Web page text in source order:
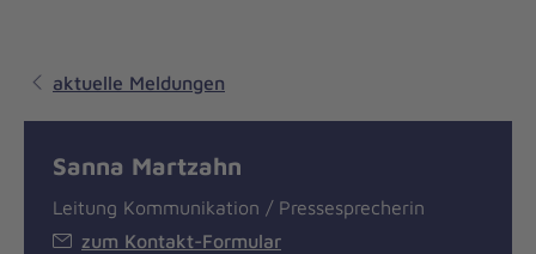
aktuelle Meldungen
Sanna Martzahn
Leitung Kommunikation / Pressesprecherin
zum Kontakt-Formular